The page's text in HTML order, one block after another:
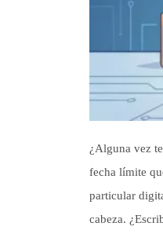
¿Alguna vez
fecha límite
particular
cabeza.